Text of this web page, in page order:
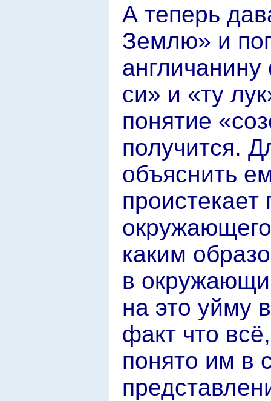
А теперь
Землю» и
си» и «ту
понятие
получится.
объяснить
каким
в
на это уйму
факт что
понято им в